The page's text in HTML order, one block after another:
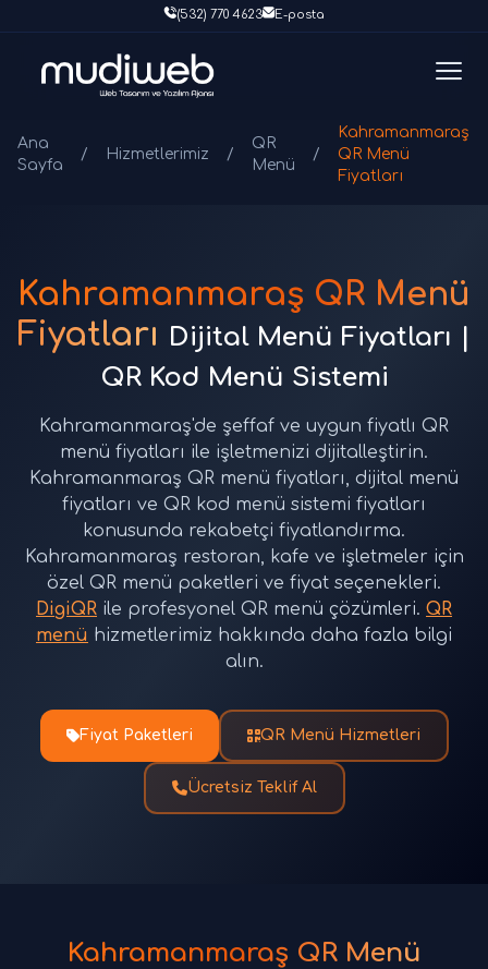
(532) 770 4623 E-posta
Ana
Sayfa
/ Hizmetlerimiz /
QR
Menü
/
Kahramanmaraş
QR Menü
Fiyatları
Kahramanmaraş QR Menü
Fiyatları Dijital Menü Fiyatları |
QR Kod Menü Sistemi
Kahramanmaraş'de şeffaf ve uygun fiyatlı QR
menü fiyatları ile işletmenizi dijitalleştirin.
Kahramanmaraş QR menü fiyatları, dijital menü
fiyatları ve QR kod menü sistemi fiyatları
konusunda rekabetçi fiyatlandırma.
Kahramanmaraş restoran, kafe ve işletmeler için
özel QR menü paketleri ve fiyat seçenekleri.
DigiQR ile profesyonel QR menü çözümleri. QR
menü hizmetlerimiz hakkında daha fazla bilgi
alın.
Fiyat Paketleri QR Menü Hizmetleri
Ücretsiz Teklif Al
Kahramanmaraş QR Menü